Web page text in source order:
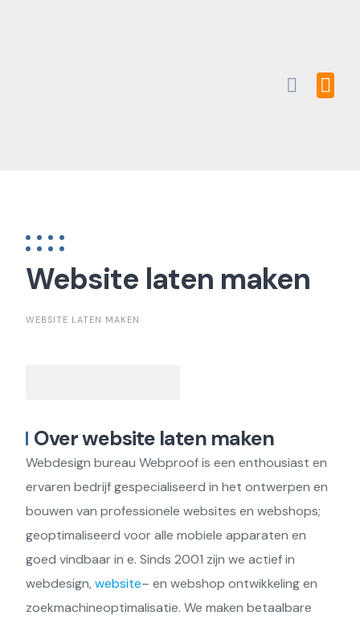
Website laten maken
WEBSITE LATEN MAKEN
Over website laten maken
Webdesign bureau Webproof is een enthousiast en
ervaren bedrijf gespecialiseerd in het ontwerpen en
bouwen van professionele websites en webshops;
geoptimaliseerd voor alle mobiele apparaten en
goed vindbaar in e. Sinds 2001 zijn we actief in
webdesign, website– en webshop ontwikkeling en
zoekmachineoptimalisatie. We maken betaalbare